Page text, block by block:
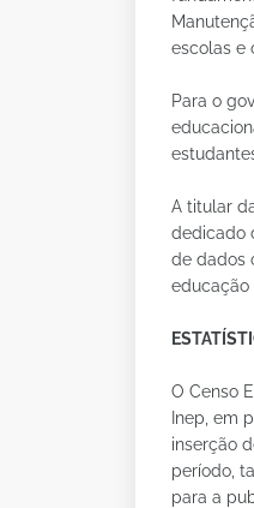
escolas e
Para o
A titular
dedicado
de dados
educação
O Censo
Inep, em
inserção
período,
para a